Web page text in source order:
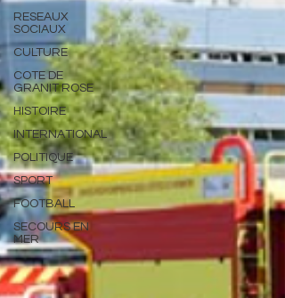
RESEAUX
SOCIAUX
CULTURE
COTE DE
GRANIT ROSE
HISTOIRE
INTERNATIONAL
POLITIQUE
SPORT
FOOTBALL
SECOURS EN
MER